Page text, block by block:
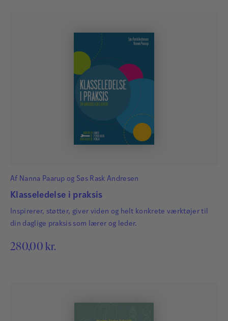
Af Nanna Paarup og Søs Rask Andresen
Klasseledelse i praksis
Inspirerer, støtter, giver viden og helt konkrete værktøjer til
din daglige praksis som lærer og leder.
280,00 kr.